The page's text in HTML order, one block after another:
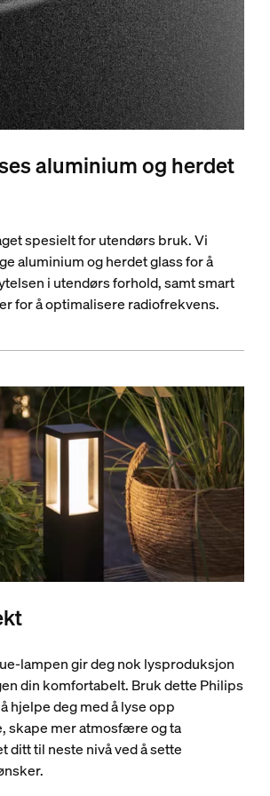
aluminium og herdet
spesielt for utendørs bruk. Vi
aluminium og herdet glass for å
i utendørs forhold, samt smart
for å optimalisere radiofrekvens.
lampen gir deg nok lysproduksjon
din komfortabelt. Bruk dette Philips
hjelpe deg med å lyse opp
skape mer atmosfære og ta
ditt til neste nivå ved å sette